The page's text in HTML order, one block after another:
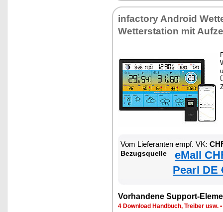
infactory Android
Wetterstation mit
Vom Lieferanten empf. VK:
Bezugsquelle
eMall
Pearl DE
Vorhandene Support-
4 Download Handbuch, Treiber usw. •